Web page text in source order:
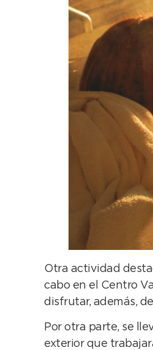
Otra actividad
cabo en el Centro
disfrutar, además,
Por otra parte, se
exterior que